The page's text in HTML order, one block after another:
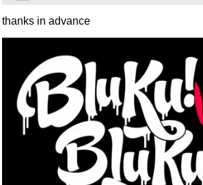
thanks in advance